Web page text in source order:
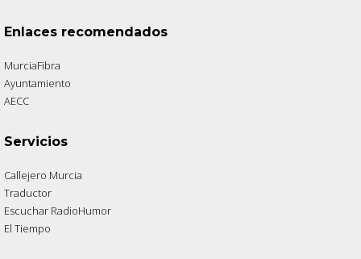
Enlaces recomendados
MurciaFibra
Ayuntamiento
AECC
Servicios
Callejero Murcia
Traductor
Escuchar RadioHumor
El Tiempo